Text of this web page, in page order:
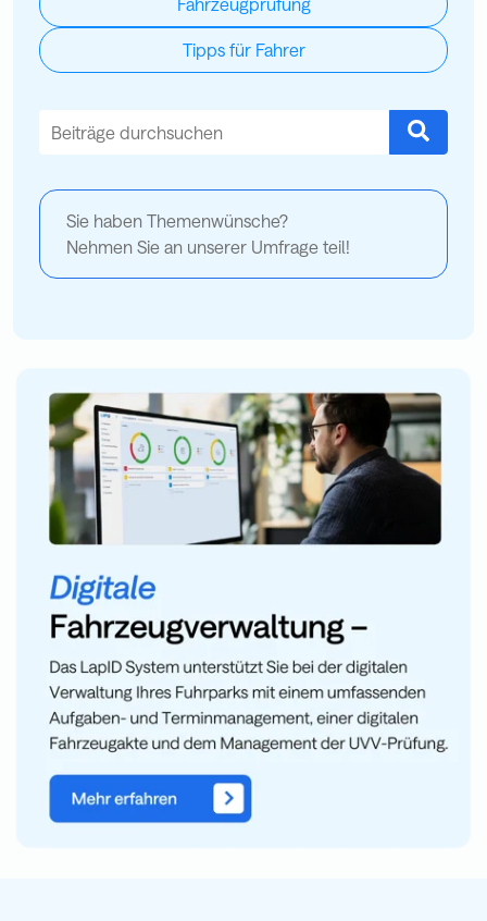
Tipps für Fahrer
Dies ist ein Suchfeld mit einer automatischen
Sie haben Themenwünsche?
Nehmen Sie an unserer Umfrage teil!